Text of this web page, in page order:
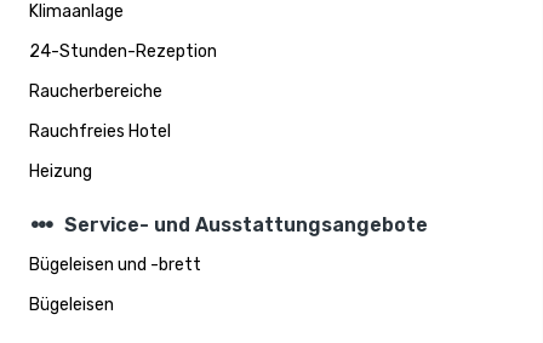
Klimaanlage
24-Stunden-Rezeption
Raucherbereiche
Rauchfreies Hotel
Heizung
steppers Service- und Ausstattungsangebote
Bügeleisen und -brett
Bügeleisen